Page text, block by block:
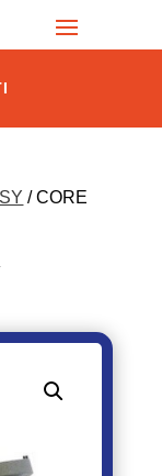
/ CORE